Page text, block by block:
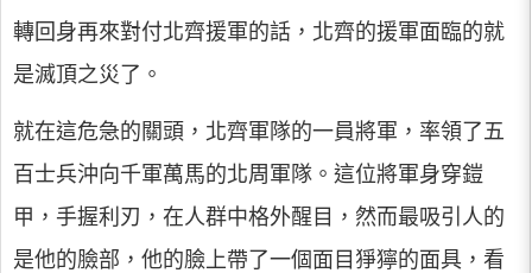
轉回身再來對付北齊援軍的話，北齊的援軍面臨的就
是滅頂之災了。
就在這危急的關頭，北齊軍隊的一員將軍，率領了五
百士兵沖向千軍萬馬的北周軍隊。這位將軍身穿鎧
甲，手握利刃，在人群中格外醒目，然而最吸引人的
是他的臉部，他的臉上帶了一個面目猙獰的面具，看